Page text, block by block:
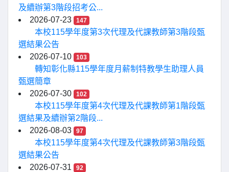
及續辦第3階段招考公...
2026-07-23
147
本校115學年度第3次代理及代課教師第3階段甄
選結果公告
2026-07-10
103
轉知彰化縣115學年度月薪制特教學生助理人員
甄選簡章
2026-07-30
102
本校115學年度第4次代理及代課教師第1階段甄
選結果及續辦第2階段...
2026-08-03
97
本校115學年度第4次代理及代課教師第3階段甄
選結果公告
2026-07-31
92